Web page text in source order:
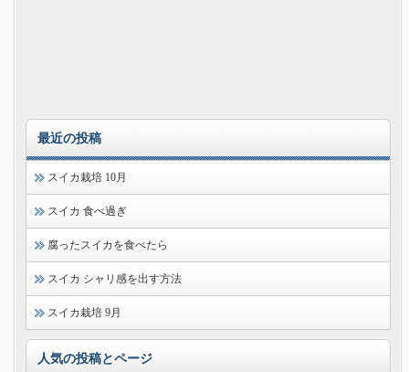
最近の投稿
スイカ栽培 10月
スイカ 食べ過ぎ
腐ったスイカを食べたら
スイカ シャリ感を出す方法
スイカ栽培 9月
人気の投稿とページ